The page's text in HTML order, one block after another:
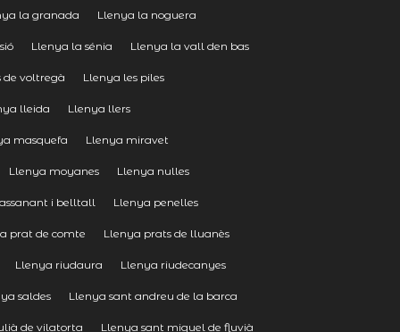
la granada Llenya la noguera
Llenya la sénia Llenya la vall den bas
de voltregà Llenya les piles
lleida Llenya llers
masquefa Llenya miravet
Llenya moyanes Llenya nulles
i belltall Llenya penelles
prat de comte Llenya prats de lluanès
Llenya riudaura Llenya riudecanyes
saldes Llenya sant andreu de la barca
de vilatorta Llenya sant miquel de fluvià